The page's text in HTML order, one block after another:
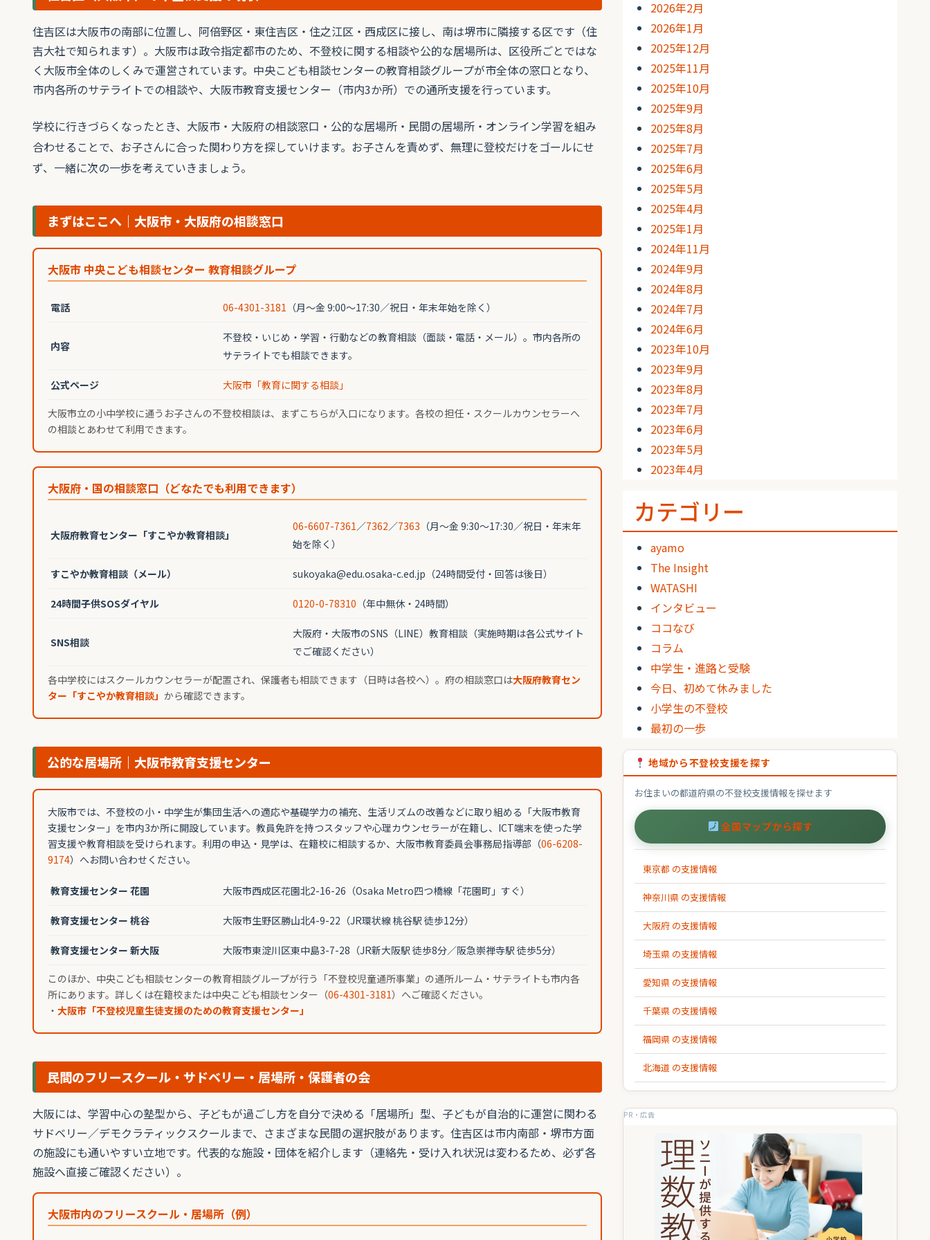
住吉区は大阪市の南部に位置し、阿倍野区・東住吉区・住之江区・西成区に接し、南は堺市に隣接する区です（住
吉大社で知られます）。大阪市は政令指定都市のため、不登校に関する相談や公的な居場所は、区役所ごとではな
く大阪市全体のしくみで運営されています。中央こども相談センターの教育相談グループが市全体の窓口となり、
市内各所のサテライトでの相談や、大阪市教育支援センター（市内3か所）での通所支援を行っています。
学校に行きづらくなったとき、大阪市・大阪府の相談窓口・公的な居場所・民間の居場所・オンライン学習を組み
合わせることで、お子さんに合った関わり方を探していけます。お子さんを責めず、無理に登校だけをゴールにせ
ず、一緒に次の一歩を考えていきましょう。
まずはここへ｜大阪市・大阪府の相談窓口
大阪市 中央こども相談センター 教育相談グループ
電話 06-4301-3181 （月〜金 9:00〜17:30／祝日・年末年始を除く）
内容
不登校・いじめ・学習・行動などの教育相談（面談・電話・メール）。市内各所の
サテライトでも相談できます。
公式ページ 大阪市「教育に関する相談」
大阪市立の小中学校に通うお子さんの不登校相談は、まずこちらが入口になります。各校の担任・スクールカウンセラーへ
の相談とあわせて利用できます。
大阪府・国の相談窓口（どなたでも利用できます）
大阪府教育センター「すこやか教育相談」
06-6607-7361 ／7362／7363 （月〜金 9:30〜17:30／祝日・年末年
始を除く）
すこやか教育相談（メール） sukoyaka@edu.osaka-c.ed.jp（24時間受付・回答は後日）
24時間子供SOSダイヤル 0120-0-78310 （年中無休・24時間）
SNS相談
大阪府・大阪市のSNS（LINE）教育相談（実施時期は各公式サイト
でご確認ください）
各中学校にはスクールカウンセラーが配置され、保護者も相談できます（日時は各校へ）。府の相談窓口は大阪府教育セン
ター「すこやか教育相談」 から確認できます。
公的な居場所｜大阪市教育支援センター
大阪市では、不登校の小・中学生が集団生活への適応や基礎学力の補充、生活リズムの改善などに取り組める「大阪市教育
支援センター」を市内3か所に開設しています。教員免許を持つスタッフや心理カウンセラーが在籍し、ICT端末を使った学
習支援や教育相談を受けられます。利用の申込・見学は、在籍校に相談するか、大阪市教育委員会事務局指導部（06-6208-
9174）へお問い合わせください。
教育支援センター 花園 大阪市西成区花園北2-16-26（Osaka Metro四つ橋線「花園町」すぐ）
教育支援センター 桃谷 大阪市生野区勝山北4-9-22（JR環状線 桃谷駅 徒歩12分）
教育支援センター 新大阪 大阪市東淀川区東中島3-7-28（JR新大阪駅 徒歩8分／阪急崇禅寺駅 徒歩5分）
このほか、中央こども相談センターの教育相談グループが行う「不登校児童通所事業」の通所ルーム・サテライトも市内各
所にあります。詳しくは在籍校または中央こども相談センター（06-4301-3181）へご確認ください。
・ 大阪市「不登校児童生徒支援のための教育支援センター」
民間のフリースクール・サドベリー・居場所・保護者の会
大阪には、学習中心の塾型から、子どもが過ごし方を自分で決める「居場所」型、子どもが自治的に運営に関わる
サドベリー／デモクラティックスクールまで、さまざまな民間の選択肢があります。住吉区は市内南部・堺市方面
の施設にも通いやすい立地です。代表的な施設・団体を紹介します（連絡先・受け入れ状況は変わるため、必ず各
施設へ直接ご確認ください）。
大阪市内のフリースクール・居場所（例）
2026年2月
2026年1月
2025年12月
2025年11月
2025年10月
2025年9月
2025年8月
2025年7月
2025年6月
2025年5月
2025年4月
2025年1月
2024年11月
2024年9月
2024年8月
2024年7月
2024年6月
2023年10月
2023年9月
2023年8月
2023年7月
2023年6月
2023年5月
2023年4月
カテゴリー
ayamo
The Insight
WATASHI
インタビュー
ココなび
コラム
中学生・進路と受験
今日、初めて休みました
小学生の不登校
最初の一歩
地域から不登校支援を探す
お住まいの都道府県の不登校支援情報を探せます
全国マップから探す
東京都 の支援情報
神奈川県 の支援情報
大阪府 の支援情報
埼玉県 の支援情報
愛知県 の支援情報
千葉県 の支援情報
福岡県 の支援情報
北海道 の支援情報
PR・広告